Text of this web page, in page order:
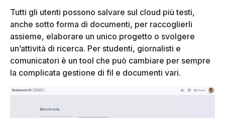
Tutti gli utenti possono salvare sul cloud più testi,
anche sotto forma di documenti, per raccoglierli
assieme, elaborare un unico progetto o svolgere
un’attività di ricerca. Per studenti, giornalisti e
comunicatori è un tool che può cambiare per sempre
la complicata gestione di fil e documenti vari.